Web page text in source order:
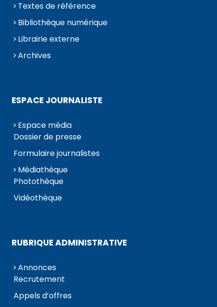
Textes de référence
Bibliothèque numérique
Librairie externe
Archives
ESPACE JOURNALISTE
Espace média
Dossier de presse
Formulaire journalistes
Médiathèque
Photothèque
Vidéothèque
RUBRIQUE ADMINISTRATIVE
Annonces
Recrutement
Appels d’offres